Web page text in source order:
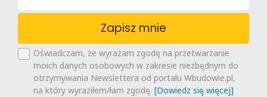
Zapisz mnie
Oświadczam, że wyrażam zgodę na przetwarzanie
moich danych osobowych w zakresie niezbędnym do
otrzymywania Newslettera od portalu Wbudowie.pl,
na który wyraziłem/łam zgodę. [Dowiedz się więcej]